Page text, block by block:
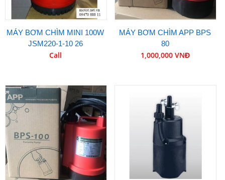
MÁY BƠM CHÌM MINI 100W
JSM220-1-10 26
Call
MÁY BƠM CHÌM APP BPS
80
1,000,000 VNĐ